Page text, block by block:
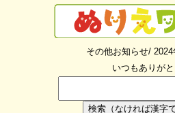
その他お知らせ/
いつもありが
検索（なければ漢字